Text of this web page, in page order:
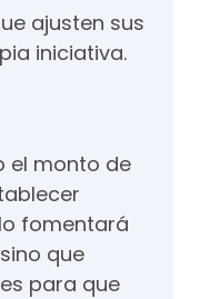
ajusten sus
iniciativa.
el monto de
fomentará
que
para que